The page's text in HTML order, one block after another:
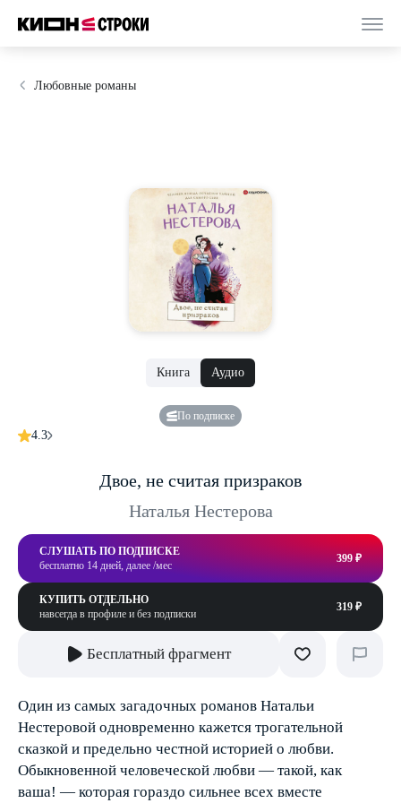
Любовные романы
Книга Аудио
По подписке
4.3
Двое, не считая призраков
Наталья Нестерова
СЛУШАТЬ ПО ПОДПИСКЕ
бесплатно 14 дней, далее /мес
399 ₽
КУПИТЬ ОТДЕЛЬНО
навсегда в профиле и без подписки
319 ₽
Бесплатный фрагмент
Один из самых загадочных романов Натальи
Нестеровой одновременно кажется трогательной
сказкой и предельно честной историей о любви.
Обыкновенной человеческой любви — такой, как
ваша! — которая гораздо сильнее всех вместе